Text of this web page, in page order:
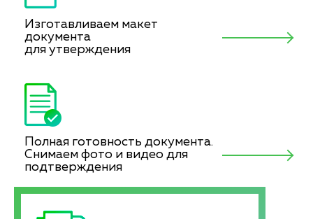
Изготавливаем макет
документа
для утверждения
Полная готовность документа.
Снимаем фото и видео для
подтверждения